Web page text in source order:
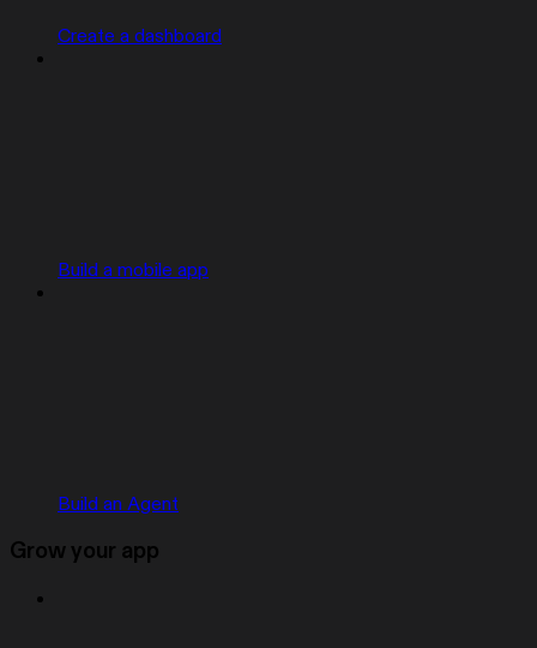
Create a dashboard
Build a mobile app
Build an Agent
Grow your app